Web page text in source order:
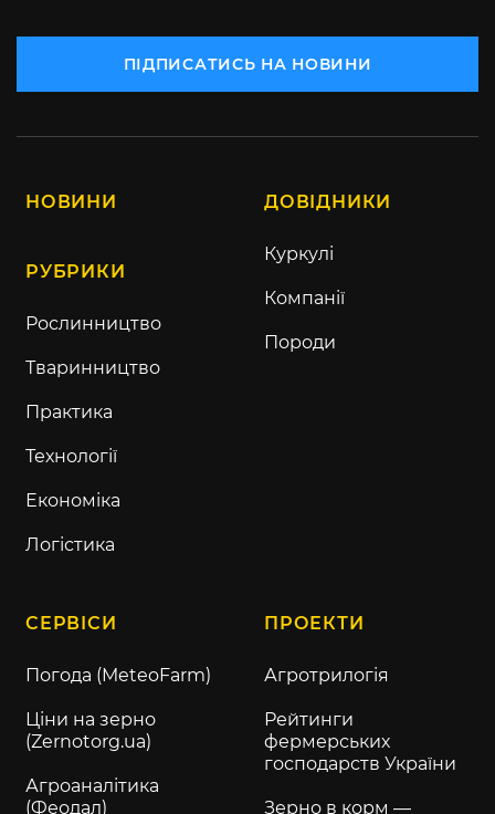
ПІДПИСАТИСЬ НА НОВИНИ
НОВИНИ
РУБРИКИ
Рослинництво
Тваринництво
Практика
Технології
Економіка
Логістика
ДОВІДНИКИ
Куркулі
Компанії
Породи
СЕРВІСИ
Погода (MeteoFarm)
Ціни на зерно
(Zernotorg.ua)
Агроаналітика
(Феодал)
ПРОЕКТИ
Агротрилогія
Рейтинги
фермерських
господарств України
Зерно в корм —